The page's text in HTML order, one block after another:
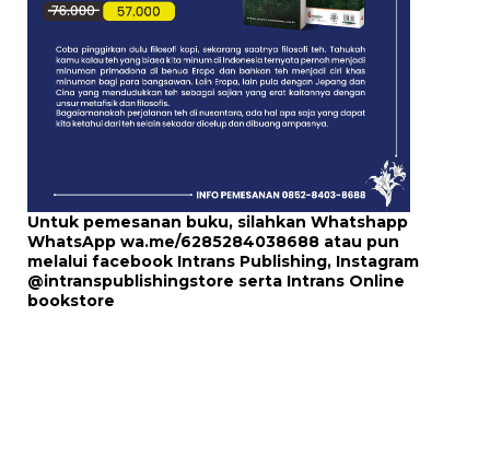
Untuk pemesanan buku, silahkan Whatshapp
WhatsApp wa.me/6285284038688 atau pun
melalui facebook Intrans Publishing, Instagram
@intranspublishingstore serta Intrans Online
bookstore